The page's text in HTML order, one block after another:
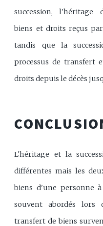
succession, l'héritage
biens et droits reçus
tandis que la
processus de transfert
droits depuis le décès
L'héritage et la
différentes mais les
biens d'une personne
souvent abordés lors
transfert de biens